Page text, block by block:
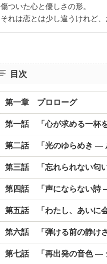
傷ついた心と優しさの形。
それは恋とは少し違うけれど
目次
第一章 プロローグ
第一話 「心が求める一杯
第二話 「光のゆらめき ―
第三話 「忘れられない匂
第四話 「声にならない詩
第五話 「わたし、あいに
第六話 「弾ける前の静け
第七話 「再出発の音色 ―